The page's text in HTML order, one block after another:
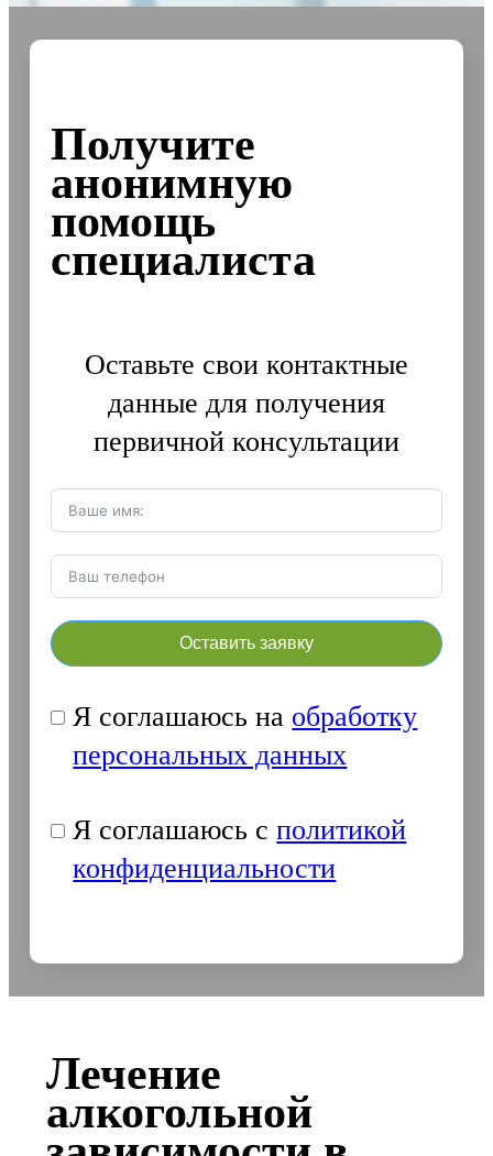
Получите
анонимную
помощь
специалиста
Оставьте свои контактные
данные для получения
первичной консультации
Оставить заявку
Я соглашаюсь на обработку
персональных данных
Я соглашаюсь сполитикой
конфиденциальности
Лечение
алкогольной